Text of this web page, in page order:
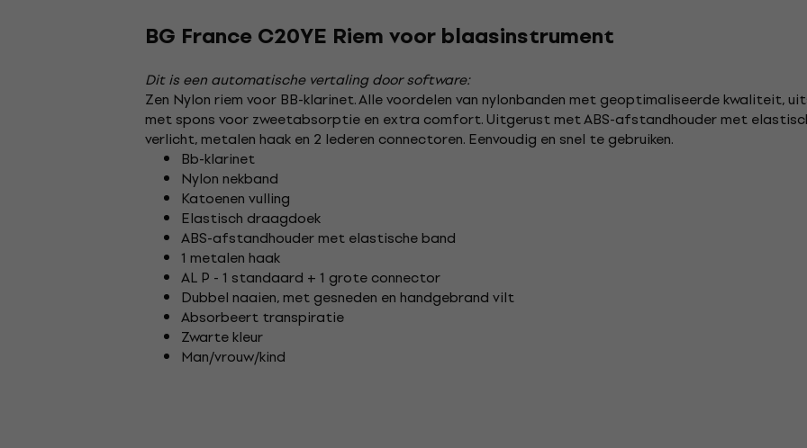
BG France C20YE Riem voor blaasinstrument
Dit is een automatische vertaling door software:
Zen Nylon riem voor BB-klarinet. Alle voordelen van nylonbanden met geoptimaliseerde kwaliteit,
met spons voor zweetabsorptie en extra comfort. Uitgerust met ABS-afstandhouder met
verlicht, metalen haak en 2 lederen connectoren. Eenvoudig en snel te gebruiken.
Bb-klarinet
Nylon nekband
Katoenen vulling
Elastisch draagdoek
ABS-afstandhouder met elastische band
1 metalen haak
AL P - 1 standaard + 1 grote connector
Dubbel naaien, met gesneden en handgebrand vilt
Absorbeert transpiratie
Zwarte kleur
Man/vrouw/kind